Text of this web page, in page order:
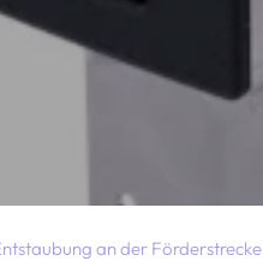
an der Förderstrecke